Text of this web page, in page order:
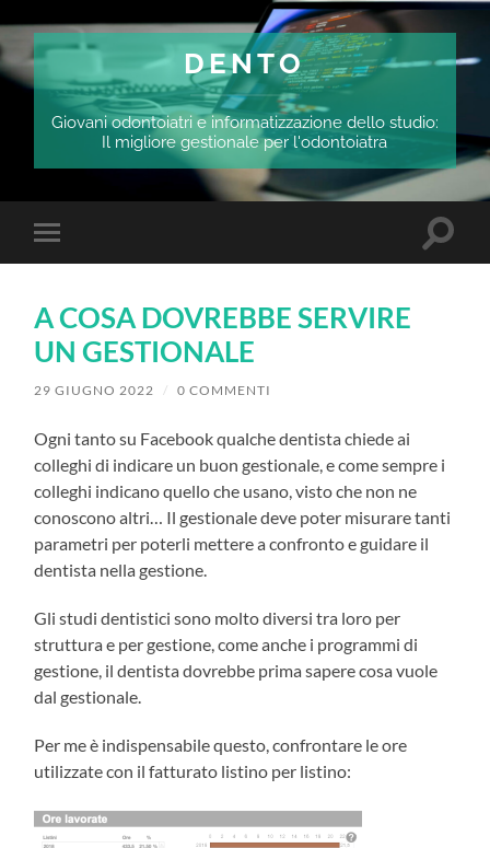
DENTO
Giovani odontoiatri e informatizzazione dello studio:
Il migliore gestionale per l'odontoiatra
Attiva/disattiva
il
dispositivi
mobili
A COSA DOVREBBE SERVIRE
UN GESTIONALE
29 GIUGNO 2022 / 0 COMMENTI
Ogni tanto su Facebook qualche dentista chiede ai
colleghi di indicare un buon gestionale, e come sempre i
colleghi indicano quello che usano, visto che non ne
conoscono altri… Il gestionale deve poter misurare tanti
parametri per poterli mettere a confronto e guidare il
dentista nella gestione.
Gli studi dentistici sono molto diversi tra loro per
struttura e per gestione, come anche i programmi di
gestione, il dentista dovrebbe prima sapere cosa vuole
dal gestionale.
Per me è indispensabile questo, confrontare le ore
utilizzate con il fatturato listino per listino: